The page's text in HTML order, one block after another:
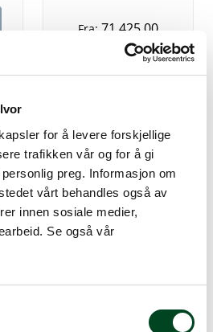
for å levere forskjellige
trafikken vår og for å gi
preg. Informasjon om
vårt behandles også av
innen sosiale medier,
Se også vår
Fra: 71.425,00